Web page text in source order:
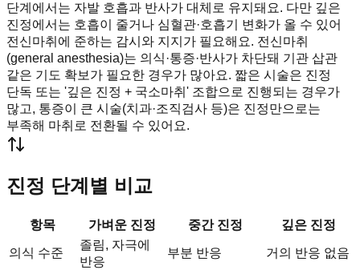
단계에서는 자발 호흡과 반사가 대체로 유지돼요. 다만 깊은
진정에서는 호흡이 줄거나 심혈관·호흡기 변화가 올 수 있어
전신마취에 준하는 감시와 지지가 필요해요. 전신마취
(general anesthesia)는 의식·통증·반사가 차단돼 기관 삽관
같은 기도 확보가 필요한 경우가 많아요. 짧은 시술은 진정
단독 또는 '깊은 진정 + 국소마취' 조합으로 진행되는 경우가
많고, 통증이 큰 시술(치과·조직검사 등)은 진정만으로는
부족해 마취로 전환될 수 있어요.
진정 단계별 비교
항목 가벼운 진정 중간 진정 깊은 진정
의식 수준
졸림, 자극에
반응
부분 반응 거의 반응 없음